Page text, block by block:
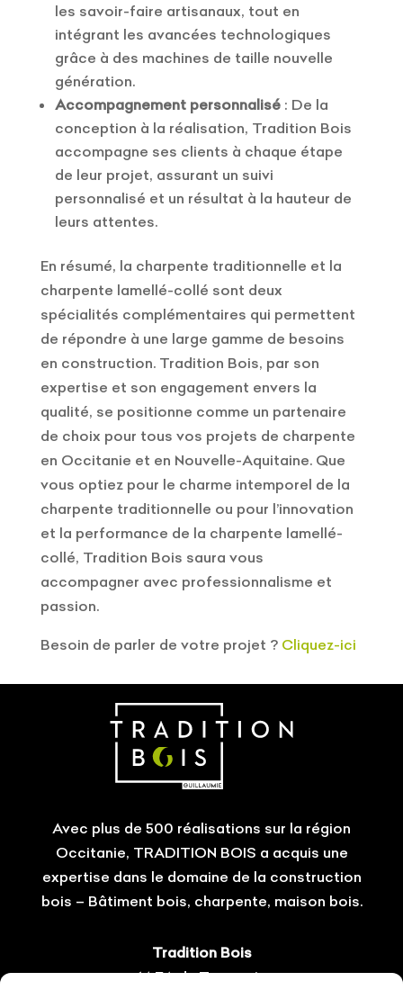
les savoir-faire artisanaux, tout en
intégrant les avancées technologiques
grâce à des machines de taille nouvelle
génération.
Accompagnement personnalisé: De la
conception à la réalisation, Tradition Bois
accompagne ses clients à chaque étape
de leur projet, assurant un suivi
personnalisé et un résultat à la hauteur de
leurs attentes.
En résumé, la charpente traditionnelle et la
charpente lamellé-collé sont deux
spécialités complémentaires qui permettent
de répondre à une large gamme de besoins
en construction. Tradition Bois, par son
expertise et son engagement envers la
qualité, se positionne comme un partenaire
de choix pour tous vos projets de charpente
en Occitanie et en Nouvelle-Aquitaine. Que
vous optiez pour le charme intemporel de la
charpente traditionnelle ou pour l’innovation
et la performance de la charpente lamellé-
collé, Tradition Bois saura vous
accompagner avec professionnalisme et
passion.
Besoin de parler de votre projet ? Cliquez-ici
Avec plus de 500 réalisations sur la région
Occitanie, TRADITION BOIS a acquis une
expertise dans le domaine de la construction
bois – Bâtiment bois, charpente, maison bois.
Tradition Bois
14 ZA du Tourneris